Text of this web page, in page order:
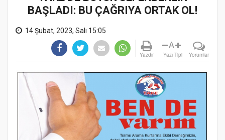
BAŞLADI: BU ÇAĞRIYA ORTAK OL!
14 Şubat, 2023, Salı 15:05
Yazdır
A
Yazı Tipi Yorumlar